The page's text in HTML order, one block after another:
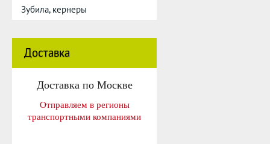
Зубила, кернеры
Доставка
Доставка по Москве
Отправляем в регионы
транспортными компаниями